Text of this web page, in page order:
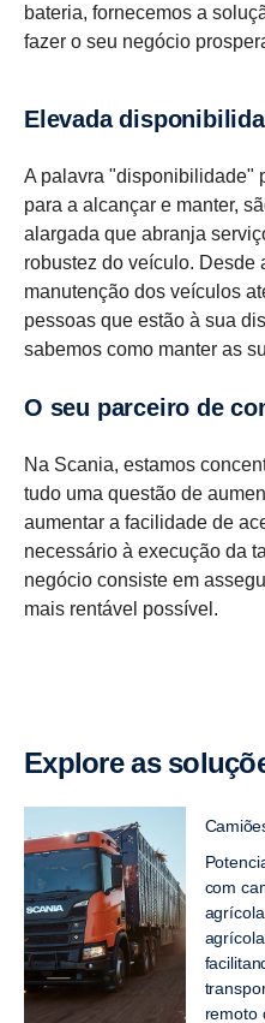
bateria, fornecemos a
fazer o seu negócio
Elevada
A palavra "disponibilidade"
para a alcançar e manter,
alargada que abranja
robustez do veículo. Desde
manutenção dos veículos
pessoas que estão à sua
sabemos como manter as
O seu parceiro de
Na Scania, estamos
tudo uma questão de
aumentar a facilidade de
necessário à execução da
negócio consiste em
mais rentável possível.
Explore as
com
remoto